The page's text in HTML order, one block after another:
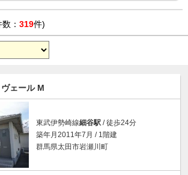
： 319件)
ヴェール M
東武伊勢崎線細谷駅 / 徒歩24分
築年月2011年7月 / 1階建
群馬県太田市岩瀬川町